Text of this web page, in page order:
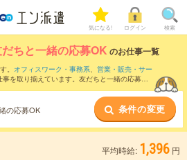
気になる! ログイン 検索
ちと一緒の応募OK のお仕事一覧
。 オフィスワーク・事務系、 営業・販売・サー
を取り揃えています。友だちと一緒の応募OK
の応募OK 条件の変更
平均時給: 1,396 円